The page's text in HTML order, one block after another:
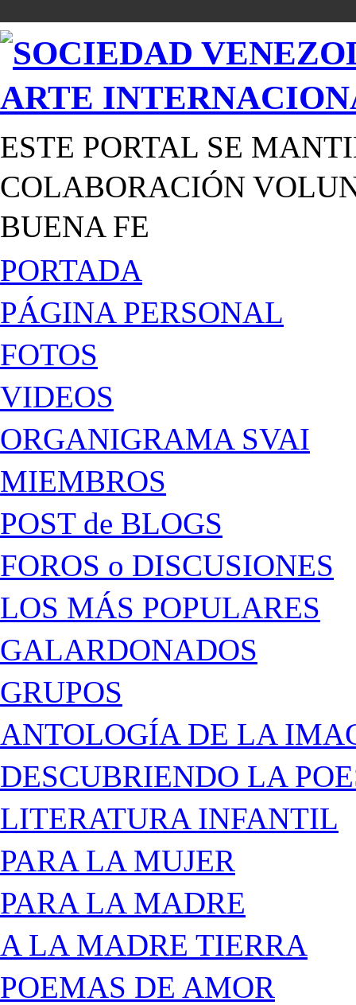
ESTE PORTAL SE
COLABORACIÓN
BUENA FE
PORTADA
PÁGINA PERSONAL
FOTOS
VIDEOS
ORGANIGRAMA SVAI
MIEMBROS
POST de BLOGS
FOROS o DISCUSIONES
LOS MÁS POPULARES
GALARDONADOS
GRUPOS
ANTOLOGÍA DE LA
DESCUBRIENDO LA
LITERATURA INFANTIL
PARA LA MUJER
PARA LA MADRE
A LA MADRE TIERRA
POEMAS DE AMOR